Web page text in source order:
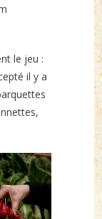
le jeu :
il y a